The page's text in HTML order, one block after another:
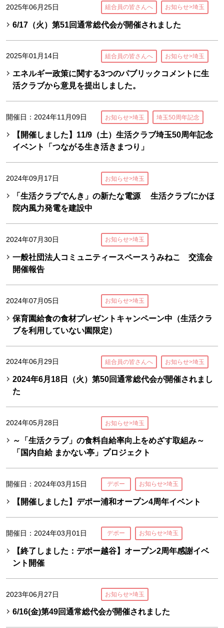
2025年06月25日 組合員の皆さんへ お知らせ>埼玉
6/17（火）第51回通常総代会が開催されました
2025年01月14日 組合員の皆さんへ お知らせ>埼玉
エネルギー政策に関する3つのパブリックコメントに生
活クラブから意見を提出しました。
開催日：2024年11月09日 お知らせ>埼玉 埼玉50周年記念
【開催しました】11/9（土）生活クラブ埼玉50周年記念
イベント「つながる生き活きまつり」
2024年09月17日 お知らせ>埼玉
「生活クラブでんき」の新たな電源 生活クラブにかほ
院内風力発電を建設中
2024年07月30日 お知らせ>埼玉
一般社団法人コミュニティースペースうみねこ 交流会
開催報告
2024年07月05日 お知らせ>埼玉
保育園給食の食材プレゼントキャンペーン中（生活クラ
ブを利用していない園限定）
2024年06月29日 組合員の皆さんへ お知らせ>埼玉
2024年6月18日（火）第50回通常総代会が開催されまし
た
2024年05月28日 お知らせ>埼玉
～「生活クラブ」の食料自給率向上をめざす取組み～
「国内自給 まかない亭」プロジェクト
開催日：2024年03月15日 デポー お知らせ>埼玉
【開催しました】デポー浦和オープン4周年イベント
開催日：2024年03月01日 デポー お知らせ>埼玉
【終了しました：デポー越谷】オープン2周年感謝イベ
ント開催
2023年06月27日 お知らせ>埼玉
6/16(金)第49回通常総代会が開催されました